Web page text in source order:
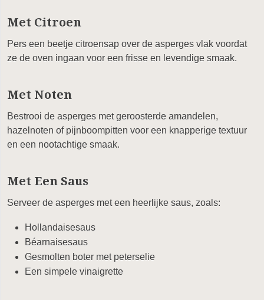
Met Citroen
Pers een beetje citroensap over de asperges vlak voordat
ze de oven ingaan voor een frisse en levendige smaak.
Met Noten
Bestrooi de asperges met geroosterde amandelen,
hazelnoten of pijnboompitten voor een knapperige textuur
en een nootachtige smaak.
Met Een Saus
Serveer de asperges met een heerlijke saus, zoals:
Hollandaisesaus
Béarnaisesaus
Gesmolten boter met peterselie
Een simpele vinaigrette